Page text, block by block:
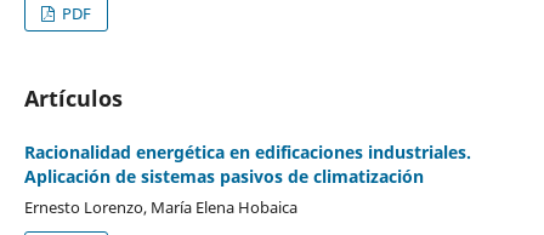
PDF
Artículos
Racionalidad energética en edificaciones industriales.
Aplicación de sistemas pasivos de climatización
Ernesto Lorenzo, María Elena Hobaica